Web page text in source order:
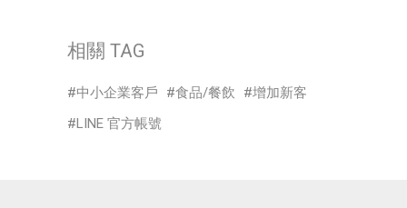
相關 TAG
中小企業客戶 食品/餐飲
增加新客
LINE 官方帳號